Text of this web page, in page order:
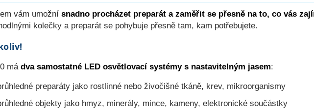
vám umožní snadno procházet preparát a zaměřit se přesně na to, co vás
kolečky a preparát se pohybuje přesně tam, kam potřebujete.
má dva samostatné LED osvětlovací systémy s nastavitelným jasem:
preparáty jako rostlinné nebo živočišné tkáně, krev, mikroorganismy
objekty jako hmyz, minerály, mince, kameny, elektronické součástky